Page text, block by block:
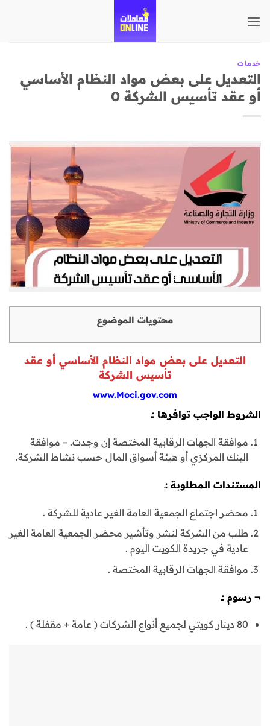
للمحتوى
خدمات
التعديل على بعض مواد النظام الأساسي
أو عقد تأسيس الشركة 0
محتويات الموضوع
التعديل على بعض مواد النظام الأساسي أو عقد
تأسيس الشركة
www.Moci.gov.com
الشروط الواجب توافرها :ـ
موافقة الجهات الرقابية المختصة إن وجدت. – موافقة
البنك المركزي أو هيئة أسواق المال حسب نشاط الشركة.
المستندات المطلوبة :ـ
محضر اجتماع الجمعية العامة الغير عادية للشركة .
طلب من الشركة لنشر وتأشير محضر الجمعية العامة الغير
عادية في جريدة الكويت اليوم .
موافقة الجهات الرقابية المختصة .
¬ رسوم :ـ
80 دينار كويتي لجميع أنواع الشركات ( عامة + مقفلة ) .